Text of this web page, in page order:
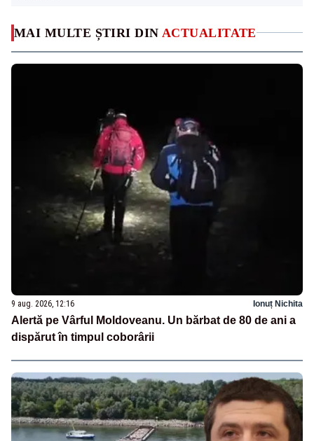
MAI MULTE ȘTIRI DIN ACTUALITATE
9 aug. 2026, 12:16 Ionuț Nichita
Alertă pe Vârful Moldoveanu. Un bărbat de 80 de ani a
dispărut în timpul coborârii